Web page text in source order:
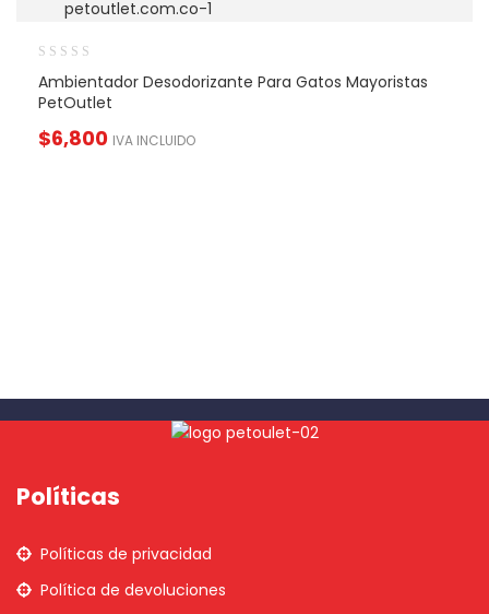
Ambientador Desodorizante Para Gatos Mayoristas
PetOutlet
$6,800 IVA INCLUIDO
Políticas
Políticas de privacidad
Política de devoluciones